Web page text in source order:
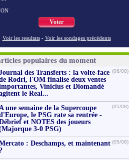
Voter
Voir les resultats - Voir les sondages précédents
populaires du moment
des Transferts : la volte-face
Rodri, l'OM finalise deux ventes
Vinicius et Diomandé
le Real...
(06/08)
une semaine de la Supercoupe
le PSG rate sa rentrée -
et NOTES des joueurs
3-0 PSG)
(05/08)
: Deschamps, et maintenant (05/08)